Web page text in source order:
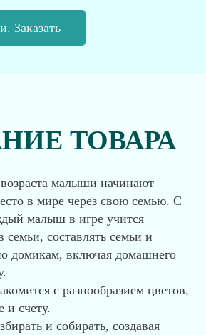
Заказать
ТОВАРА
малыши начинают
в мире через свою семью. С
малыш в игре учится
семьи, составлять семьи и
домикам, включая домашнего
с разнообразием цветов,
и счету.
и собирать, создавая